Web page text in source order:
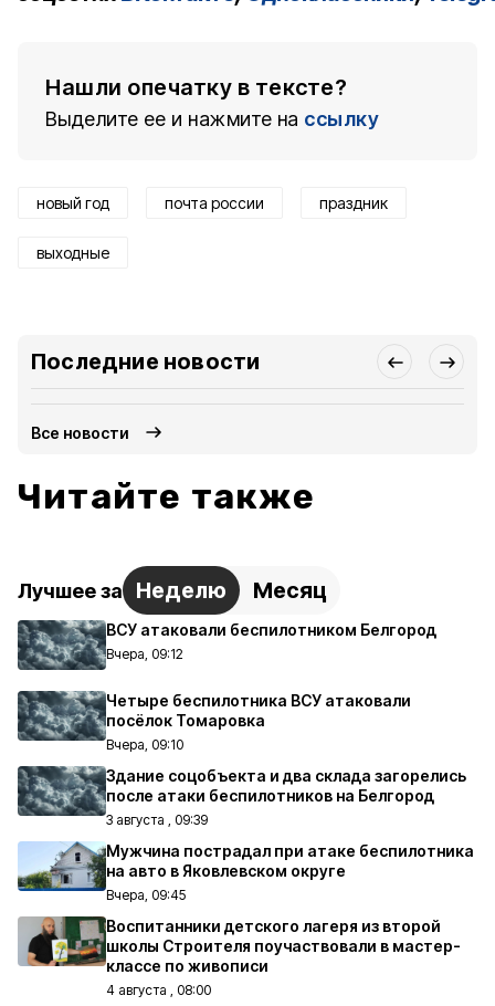
Нашли опечатку в тексте?
Выделите ее и нажмите на ссылку
новый год почта россии праздник
выходные
Последние новости
Все новости
Читайте также
Лучшее за Неделю Месяц
ВСУ атаковали беспилотником Белгород
Вчера, 09:12
Четыре беспилотника ВСУ атаковали
посёлок Томаровка
Вчера, 09:10
Здание соцобъекта и два склада загорелись
после атаки беспилотников на Белгород
3 августа , 09:39
Мужчина пострадал при атаке беспилотника
на авто в Яковлевском округе
Вчера, 09:45
Воспитанники детского лагеря из второй
школы Строителя поучаствовали в мастер-
классе по живописи
4 августа , 08:00